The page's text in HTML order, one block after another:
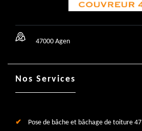
47000 Agen
Nos Services
Pose de bâche et bâchage de toiture 47